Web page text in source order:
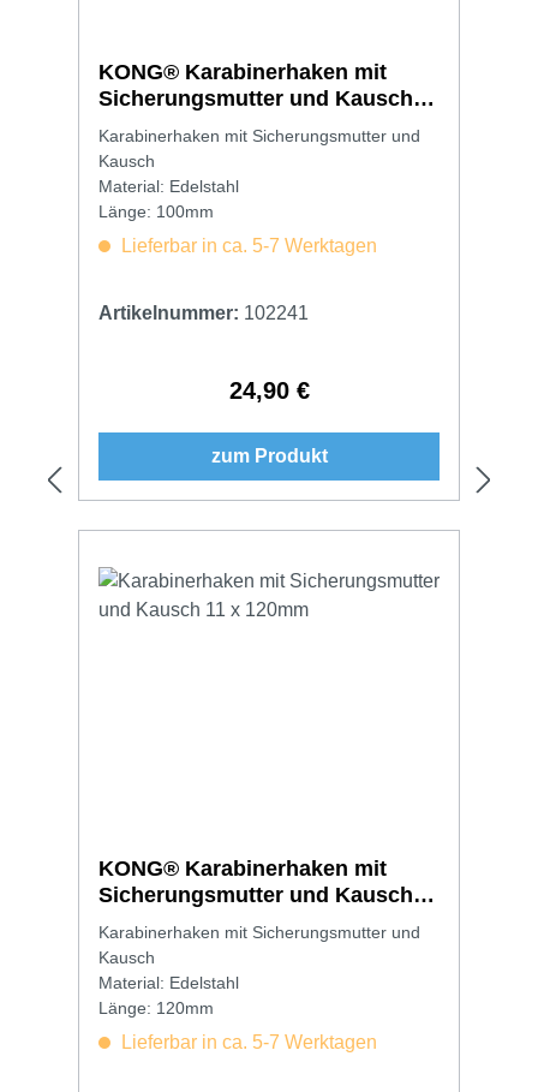
KONG® Karabinerhaken mit
Sicherungsmutter und Kausch
10 x 100mm
Karabinerhaken mit Sicherungsmutter und
Kausch
Material: Edelstahl
Länge: 100mm
Lieferbar in ca. 5-7 Werktagen
Artikelnummer: 102241
Regulärer Preis:
24,90 €
zum Produkt
KONG® Karabinerhaken mit
Sicherungsmutter und Kausch
11 x 120mm
Karabinerhaken mit Sicherungsmutter und
Kausch
Material: Edelstahl
Länge: 120mm
Lieferbar in ca. 5-7 Werktagen